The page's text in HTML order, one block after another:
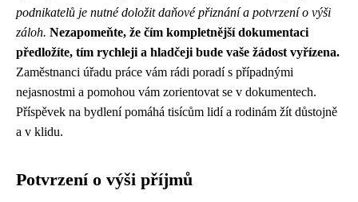
podnikatelů je nutné doložit daňové přiznání a potvrzení o výši
záloh. Nezapomeňte, že čím kompletnější dokumentaci
předložíte, tím rychleji a hladčeji bude vaše žádost vyřízena.
Zaměstnanci úřadu práce vám rádi poradí s případnými
nejasnostmi a pomohou vám zorientovat se v dokumentech.
Příspěvek na bydlení pomáhá tisícům lidí a rodinám žít důstojně
a v klidu.
Potvrzení o výši příjmů